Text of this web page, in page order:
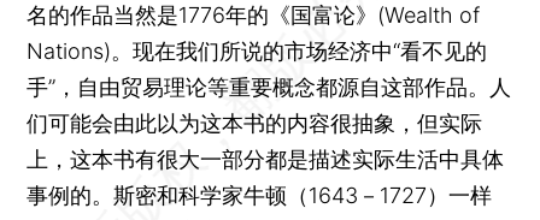
名的作品当然是1776年的《国富论》(Wealth of
Nations)。现在我们所说的市场经济中“看不见的
手”，自由贸易理论等重要概念都源自这部作品。人
们可能会由此以为这本书的内容很抽象，但实际
上，这本书有很大一部分都是描述实际生活中具体
事例的。斯密和科学家牛顿（1643－1727）一样